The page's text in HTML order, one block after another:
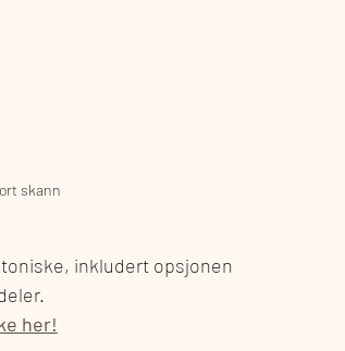
skann
inkludert opsjonen
her!